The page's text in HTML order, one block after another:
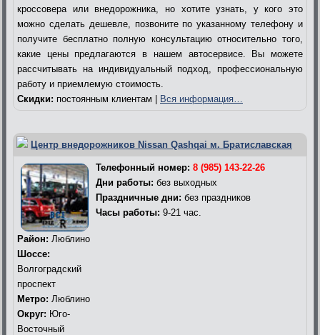
кроссовера или внедорожника, но хотите узнать, у кого это
можно сделать дешевле, позвоните по указанному телефону и
получите бесплатно полную консультацию относительно того,
какие цены предлагаются в нашем автосервисе. Вы можете
рассчитывать на индивидуальный подход, профессиональную
работу и приемлемую стоимость.
Скидки: постоянным клиентам | Вся информация…
Центр внедорожников Nissan Qashqai м. Братиславская
Телефонный номер: 8 (985) 143-22-26
Дни работы: без выходных
Праздничные дни: без праздников
Часы работы: 9-21 час.
Район: Люблино
Шоссе:
Волгоградский
проспект
Метро: Люблино
Округ: Юго-
Восточный